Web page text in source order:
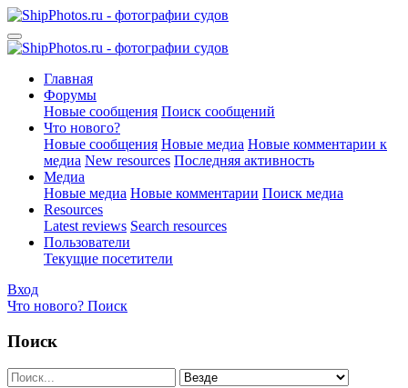
Главная
Форумы
Новые сообщения Поиск сообщений
Что нового?
Новые сообщения Новые медиа Новые комментарии к
медиа New resources Последняя активность
Медиа
Новые медиа Новые комментарии Поиск медиа
Resources
Latest reviews Search resources
Пользователи
Текущие посетители
Вход
Что нового? Поиск
Поиск